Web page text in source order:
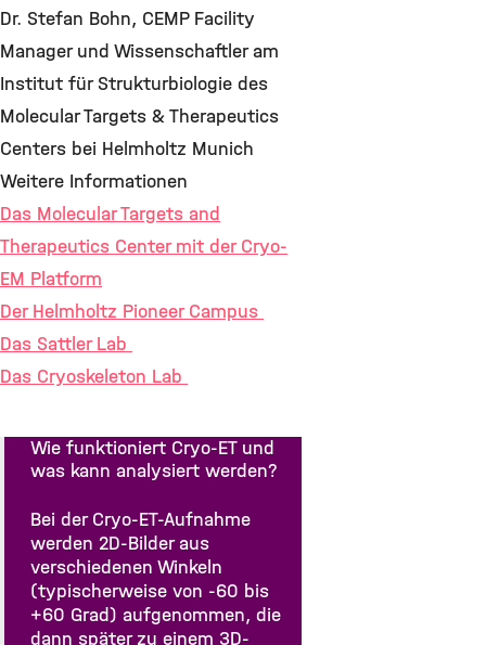
Dr. Stefan Bohn, CEMP Facility
Manager und Wissenschaftler am
Institut für Strukturbiologie des
Molecular Targets & Therapeutics
Centers bei Helmholtz Munich
Weitere Informationen
Das Molecular Targets and
Therapeutics Center mit der Cryo-
EM Platform
Der Helmholtz Pioneer Campus
Das Sattler Lab
Das Cryoskeleton Lab
Wie funktioniert Cryo-ET und
was kann analysiert werden?
Bei der Cryo-ET-Aufnahme
werden 2D-Bilder aus
verschiedenen Winkeln
(typischerweise von -60 bis
+60 Grad) aufgenommen, die
dann später zu einem 3D-